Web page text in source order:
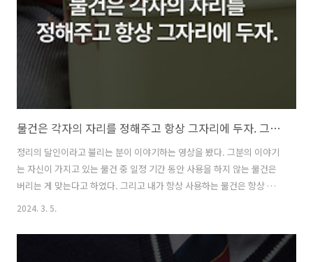
뿌린 염화칼슘에 녹은 눈 때문에 옷도 더러워질 수도 있다. 겨울은..
물건은 각자의 자리를 정해주고 항상 그자리에 두자. 그리고 쓰지않는 물건은 매일 한개씩 버리자.
정리의 달인이라고 불리는 분이 이야기하는 영상을 봤다. 그분의 이야기
는 자신이 가지고 있는 물건 중 일정 기간 동안 사용을 하지 않는 물건은
버리는 게 맞는다고 하였다. 그리고 내가 항상 사용하는 물건은 항상 같
은 자리에 놓아두어야 하고 어디 있는지 항상 알고 있어야 한다고 했다.
위치에 있는지 알고 있어야 한다는 것이다. "사용한 물건은 항상 제자리
에"라는 말을 어디를 가든 많이 보게 되는데 생활 속에 실천하는 게 쉽지
2024. 3. 5.